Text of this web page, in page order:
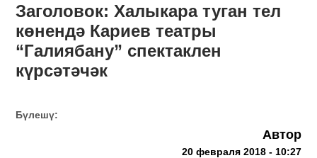
Заголовок: Халыкара туган тел
көнендә Кариев театры
“Галиябану” спектаклен
күрсәтәчәк
Бүлешү:
Автор
20 февраля 2018 - 10:27